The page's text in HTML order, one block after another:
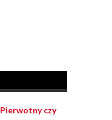
Pierwotny czy